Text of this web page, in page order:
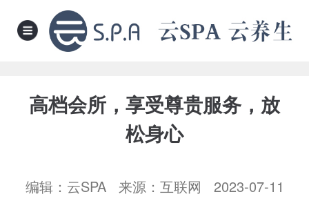
高档会所，享受尊贵服务，放
松身心
编辑：云SPA 来源：互联网 2023-07-11